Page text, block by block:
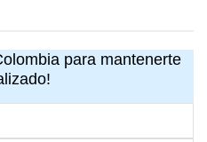
para mantenerte